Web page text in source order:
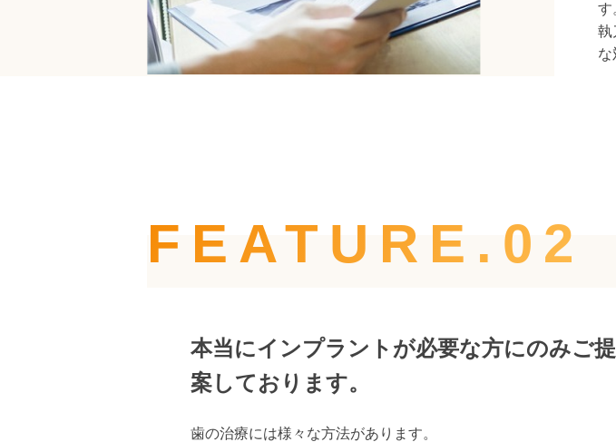
す
執
な
FEATURE.02
本当にインプラントが必要な方にのみご提
案しております。
歯の治療には様々な方法があります。